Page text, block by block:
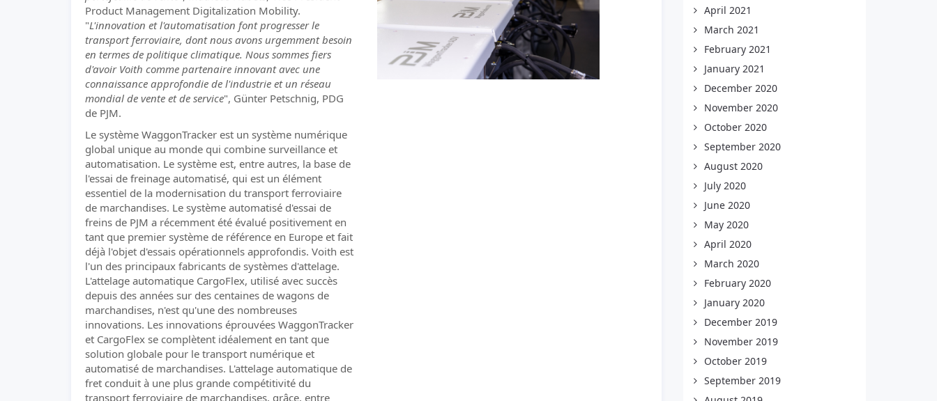
Product Management Digitalization Mobility.
"L'innovation et l'automatisation font progresser le
transport ferroviaire, dont nous avons urgemment besoin
en termes de politique climatique. Nous sommes fiers
d'avoir Voith comme partenaire innovant avec une
connaissance approfondie de l'industrie et un réseau
mondial de vente et de service", Günter Petschnig, PDG
de PJM.
Le système WaggonTracker est un système numérique
global unique au monde qui combine surveillance et
automatisation. Le système est, entre autres, la base de
l'essai de freinage automatisé, qui est un élément
essentiel de la modernisation du transport ferroviaire
de marchandises. Le système automatisé d'essai de
freins de PJM a récemment été évalué positivement en
tant que premier système de référence en Europe et fait
déjà l'objet d'essais opérationnels approfondis. Voith est
l'un des principaux fabricants de systèmes d'attelage.
L'attelage automatique CargoFlex, utilisé avec succès
depuis des années sur des centaines de wagons de
marchandises, n'est qu'une des nombreuses
innovations. Les innovations éprouvées WaggonTracker
et CargoFlex se complètent idéalement en tant que
solution globale pour le transport numérique et
automatisé de marchandises. L'attelage automatique de
fret conduit à une plus grande compétitivité du
transport ferroviaire de marchandises, grâce, entre
April 2021
March 2021
February 2021
January 2021
December 2020
November 2020
October 2020
September 2020
August 2020
July 2020
June 2020
May 2020
April 2020
March 2020
February 2020
January 2020
December 2019
November 2019
October 2019
September 2019